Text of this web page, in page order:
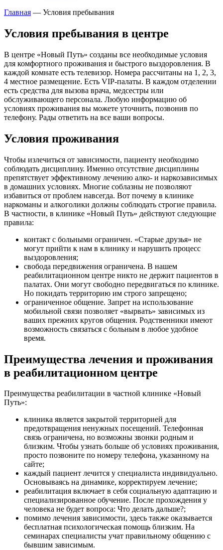
Главная — Условия пребывания
Условия пребывания в центре
В центре «Новый Путь» созданы все необходимые условия
для комфортного проживания и быстрого выздоровления. В
каждой комнате есть телевизор. Номера рассчитаны на 1, 2, 3,
4 местное размещение. Есть VIP-палаты. В каждом отделении
есть средства для вызова врача, медсестры или
обслуживающего персонала. Любую информацию об
условиях проживания вы можете уточнить, позвонив по
телефону. Рады ответить на все ваши вопросы.
Условия проживания
Чтобы излечиться от зависимости, пациенту необходимо
соблюдать дисциплину. Именно отсутствие дисциплины
препятствует эффективному лечению алко- и наркозависимых
в домашних условиях. Многие соблазны не позволяют
избавиться от проблем навсегда. Вот почему в клинике
наркоманы и алкоголики должны соблюдать строгие правила.
В частности, в клинике «Новый Путь» действуют следующие
правила:
контакт с больными ограничен. «Старые друзья» не
могут прийти к нам в клинику и нарушить процесс
выздоровления;
свобода передвижения ограничена. В нашем
реабилитационном центре никто не держит пациентов в
палатах. Они могут свободно передвигаться по клинике.
Но покидать территорию им строго запрещено;
ограниченное общение. Запрет на использование
мобильной связи позволяет «вырвать» зависимых из
ваших прежних кругов общения. Родственники имеют
возможность связаться с больным в любое удобное
время.
Преимущества лечения и проживания
в реабилитационном центре
Преимущества реабилитации в частной клинике «Новый
Путь»:
клиника является закрытой территорией для
предотвращения ненужных посещений. Телефонная
связь ограничена, но возможны звонки родным и
близким. Чтобы узнать больше об условиях проживания,
просто позвоните по номеру телефона, указанному на
сайте;
каждый пациент лечится у специалиста индивидуально.
Основываясь на динамике, корректируем лечение;
реабилитация включает в себя социальную адаптацию и
специализированное обучение. После прохождения у
человека не будет вопроса: Что делать дальше?;
помимо лечения зависимости, здесь также оказывается
бесплатная психологическая помощь близким. На
семинарах специалисты учат правильному общению с
бывшим зависимым.